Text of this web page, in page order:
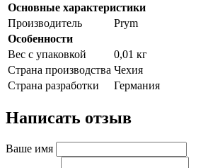
Основные характеристики
Производитель
Prym
Особенности
Вес с упаковкой
0,01 кг
Страна производства Чехия
Страна разработки
Германия
Написать отзыв
Ваше имя